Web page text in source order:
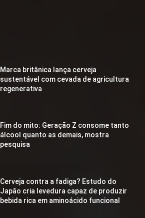
Marca britânica lança cerveja
sustentável com cevada de agricultura
regenerativa
Fim do mito: Geração Z consome tanto
álcool quanto as demais, mostra
pesquisa
Cerveja contra a fadiga? Estudo do
Japão cria levedura capaz de produzir
bebida rica em aminoácido funcional